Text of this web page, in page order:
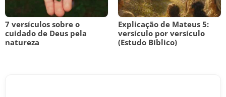
7 versículos sobre o
cuidado de Deus pela
natureza
Explicação de Mateus 5:
versículo por versículo
(Estudo Bíblico)